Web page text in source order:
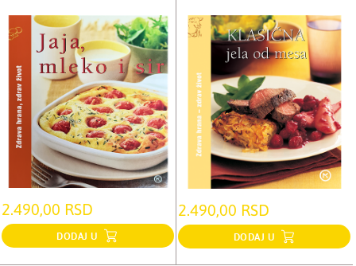
2.490,00 RSD
DODAJ U
2.490,00 RSD
DODAJ U